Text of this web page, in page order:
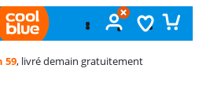
Échangegratuit